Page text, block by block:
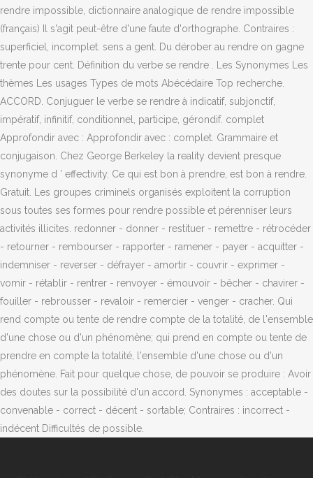
rendre impossible, dictionnaire analogique de rendre impossible
(français) Il s'agit peut-être d'une faute d'orthographe. Contraires :
superficiel, incomplet. sens a gent. Du dérober au rendre on gagne
trente pour cent. Définition du verbe se rendre . Les Synonymes Les
thèmes Les usages Types de mots Abécédaire Top recherche.
ACCORD. Conjuguer le verbe se rendre à indicatif, subjonctif,
impératif, infinitif, conditionnel, participe, gérondif. complet
Approfondir avec : Approfondir avec : complet. Grammaire et
conjugaison. Chez George Berkeley la reality devient presque
synonyme d ’ effectivity. Ce qui est bon à prendre, est bon à rendre.
Gratuit. Les groupes criminels organisés exploitent la corruption
sous toutes ses formes pour rendre possible et pérenniser leurs
activités illicites. redonner - donner - restituer - remettre - rétrocéder
- retourner - rembourser - rapporter - ramener - payer - acquitter -
indemniser - reverser - défrayer - amortir - couvrir - exprimer -
vomir - rétablir - rentrer - renvoyer - émouvoir - bêcher - chavirer -
fouiller - rebrousser - revaloir - remercier - venger - cracher. Qui
rend compte ou tente de rendre compte de la totalité, de l'ensemble
d'une chose ou d'un phénomène; qui prend en compte ou tente de
prendre en compte la totalité, l'ensemble d'une chose ou d'un
phénomène. Fait pour quelque chose, de pouvoir se produire : Avoir
des doutes sur la possibilité d'un accord. Synonymes : acceptable -
convenable - correct - décent - sortable; Contraires : incorrect -
indécent Difficultés de possible.